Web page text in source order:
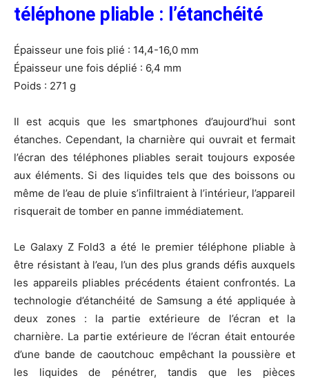
téléphone pliable : l’étanchéité
Épaisseur une fois plié : 14,4-16,0 mm
Épaisseur une fois déplié : 6,4 mm
Poids : 271 g
Il est acquis que les smartphones d’aujourd’hui sont
étanches. Cependant, la charnière qui ouvrait et fermait
l’écran des téléphones pliables serait toujours exposée
aux éléments. Si des liquides tels que des boissons ou
même de l’eau de pluie s’infiltraient à l’intérieur, l’appareil
risquerait de tomber en panne immédiatement.
Le Galaxy Z Fold3 a été le premier téléphone pliable à
être résistant à l’eau, l’un des plus grands défis auxquels
les appareils pliables précédents étaient confrontés. La
technologie d’étanchéité de Samsung a été appliquée à
deux zones : la partie extérieure de l’écran et la
charnière. La partie extérieure de l’écran était entourée
d’une bande de caoutchouc empêchant la poussière et
les liquides de pénétrer, tandis que les pièces